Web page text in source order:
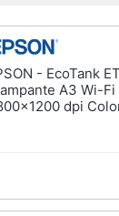
- EcoTank
A3 Wi-Fi
dpi